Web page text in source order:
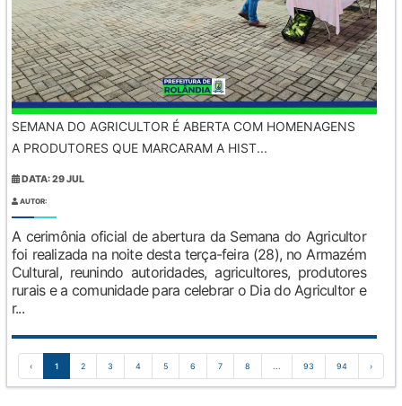
SEMANA DO AGRICULTOR É ABERTA COM HOMENAGENS
A PRODUTORES QUE MARCARAM A HIST...
DATA: 29 JUL
AUTOR:
A cerimônia oficial de abertura da Semana do Agricultor
foi realizada na noite desta terça-feira (28), no Armazém
Cultural, reunindo autoridades, agricultores, produtores
rurais e a comunidade para celebrar o Dia do Agricultor e
r...
‹ 1 2 3 4 5 6 7 8 ... 93 94 ›